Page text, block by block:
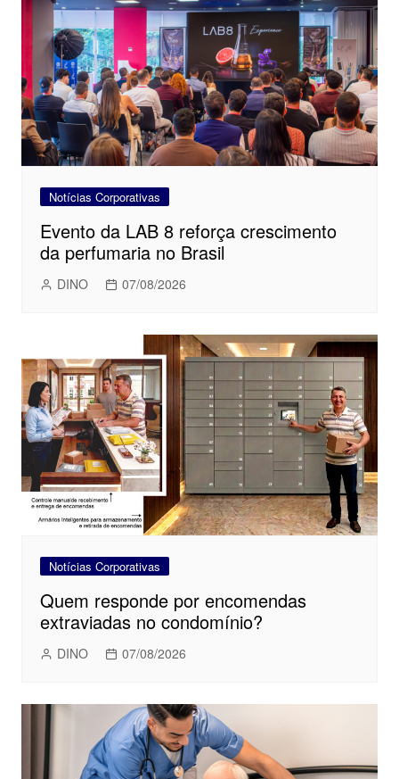
Notícias Corporativas
Evento da LAB 8 reforça crescimento
da perfumaria no Brasil
DINO 07/08/2026
Notícias Corporativas
Quem responde por encomendas
extraviadas no condomínio?
DINO 07/08/2026